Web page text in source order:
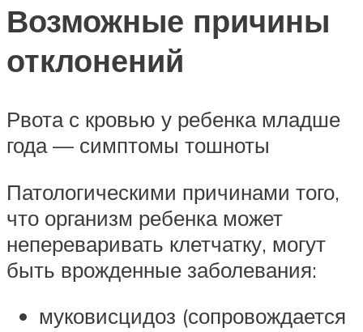
Возможные причины
отклонений
Рвота с кровью у ребенка младше
года — симптомы тошноты
Патологическими причинами того,
что организм ребенка может
непереваривать клетчатку, могут
быть врожденные заболевания:
муковисцидоз (сопровождается